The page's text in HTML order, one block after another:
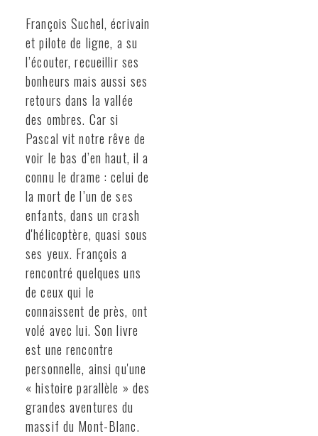
François Suchel, écrivain
et pilote de ligne, a su
l’écouter, recueillir ses
bonheurs mais aussi ses
retours dans la vallée
des ombres. Car si
Pascal vit notre rêve de
voir le bas d’en haut, il a
connu le drame : celui de
la mort de l’un de ses
enfants, dans un crash
d'hélicoptère, quasi sous
ses yeux. François a
rencontré quelques uns
de ceux qui le
connaissent de près, ont
volé avec lui. Son livre
est une rencontre
personnelle, ainsi qu'une
« histoire parallèle » des
grandes aventures du
massif du Mont-Blanc.